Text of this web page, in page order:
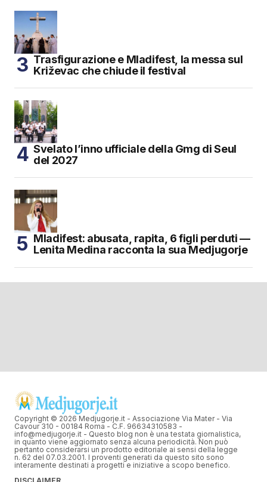
Trasfigurazione e Mladifest, la messa sul
Križevac che chiude il festival
Svelato l’inno ufficiale della Gmg di Seul
del 2027
Mladifest: abusata, rapita, 6 figli perduti —
Lenita Medina racconta la sua Medjugorje
Copyright © 2026 Medjugorje.it - Associazione Via Mater - Via
Cavour 310 - 00184 Roma - C.F. 96634310583 -
info@medjugorje.it - Questo blog non è una testata giornalistica,
in quanto viene aggiornato senza alcuna periodicità. Non può
pertanto considerarsi un prodotto editoriale ai sensi della legge
n. 62 del 07.03.2001. I proventi generati da questo sito sono
interamente destinati a progetti e iniziative a scopo benefico.